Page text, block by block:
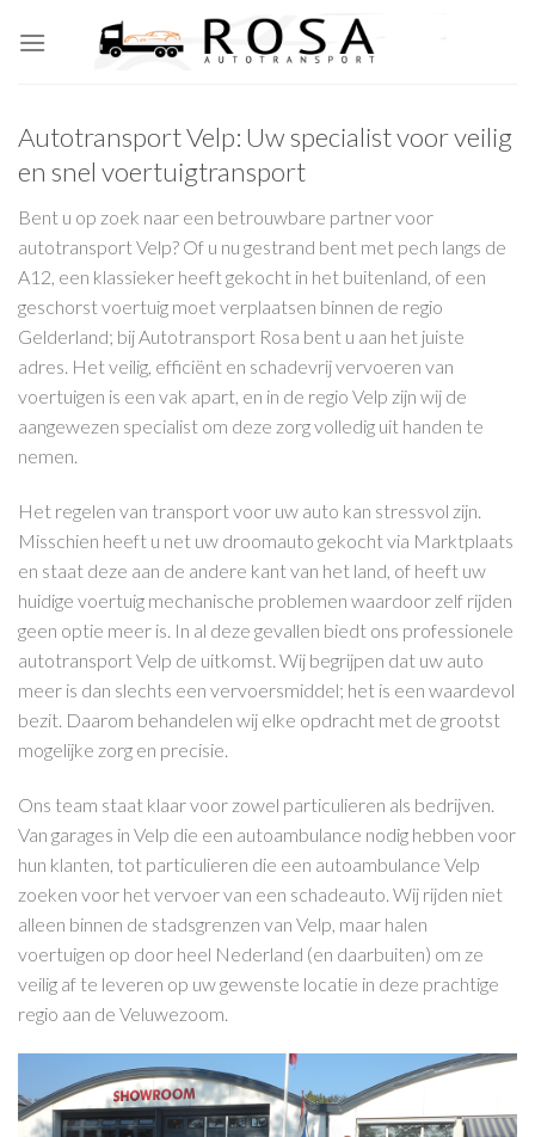
Autotransport Velp: Uw specialist voor veilig
en snel voertuigtransport
Bent u op zoek naar een betrouwbare partner voor
autotransport Velp? Of u nu gestrand bent met pech langs de
A12, een klassieker heeft gekocht in het buitenland, of een
geschorst voertuig moet verplaatsen binnen de regio
Gelderland; bij Autotransport Rosa bent u aan het juiste
adres. Het veilig, efficiënt en schadevrij vervoeren van
voertuigen is een vak apart, en in de regio Velp zijn wij de
aangewezen specialist om deze zorg volledig uit handen te
nemen.
Het regelen van transport voor uw auto kan stressvol zijn.
Misschien heeft u net uw droomauto gekocht via Marktplaats
en staat deze aan de andere kant van het land, of heeft uw
huidige voertuig mechanische problemen waardoor zelf rijden
geen optie meer is. In al deze gevallen biedt ons professionele
autotransport Velp de uitkomst. Wij begrijpen dat uw auto
meer is dan slechts een vervoersmiddel; het is een waardevol
bezit. Daarom behandelen wij elke opdracht met de grootst
mogelijke zorg en precisie.
Ons team staat klaar voor zowel particulieren als bedrijven.
Van garages in Velp die een autoambulance nodig hebben voor
hun klanten, tot particulieren die een autoambulance Velp
zoeken voor het vervoer van een schadeauto. Wij rijden niet
alleen binnen de stadsgrenzen van Velp, maar halen
voertuigen op door heel Nederland (en daarbuiten) om ze
veilig af te leveren op uw gewenste locatie in deze prachtige
regio aan de Veluwezoom.